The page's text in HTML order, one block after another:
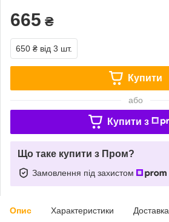
665 ₴
650 ₴ від 3 шт.
Купити
або
Купити з
Що таке купити з Пром?
Замовлення під захистом
Опис Характеристики Доставка